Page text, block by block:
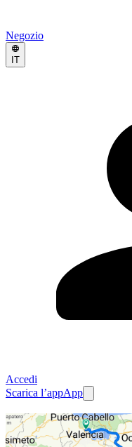
Negozio
IT
Accedi
Scarica l’appApp